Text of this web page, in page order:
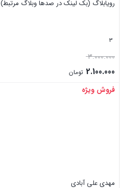
رویابلاگ (بک لینک در صدها وبلاگ مرتبط)
3
3.000.000
2.100.000 تومان
بستن
فروش ویژه
مهدی علی آبادی